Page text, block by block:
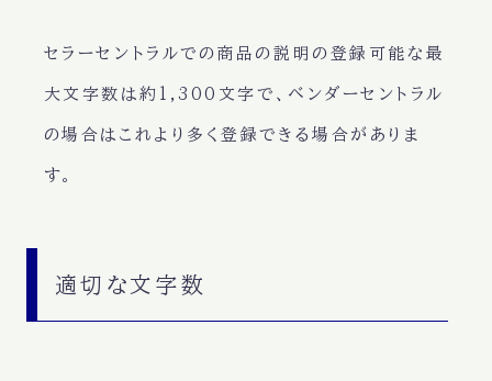
セラーセントラルでの商品の説明の登録可能な最
大文字数は約1,300文字で、ベンダーセントラル
の場合はこれより多く登録できる場合がありま
す。
適切な文字数